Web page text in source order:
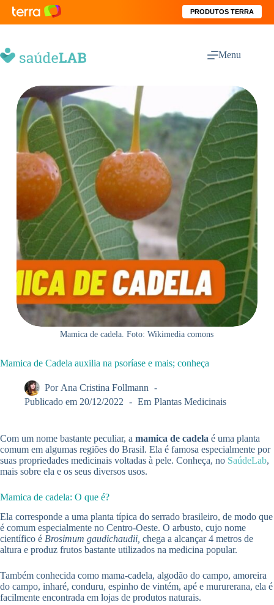
PRODUTOS TERRA
Menu
Mamica de cadela. Foto: Wikimedia comons
Mamica de Cadela auxilia na psoríase e mais; conheça
Por Ana Cristina Follmann
Publicado em 20/12/2022 Em Plantas Medicinais
Com um nome bastante peculiar, a mamica de cadela é uma planta
comum em algumas regiões do Brasil. Ela é famosa especialmente por
suas propriedades medicinais voltadas à pele. Conheça, no SaúdeLab,
mais sobre ela e os seus diversos usos.
Mamica de cadela: O que é?
Ela corresponde a uma planta típica do serrado brasileiro, de modo que
é comum especialmente no Centro-Oeste. O arbusto, cujo nome
científico é Brosimum gaudichaudii, chega a alcançar 4 metros de
altura e produz frutos bastante utilizados na medicina popular.
Também conhecida como mama-cadela, algodão do campo, amoreira
do campo, inharé, conduru, espinho de vintém, apé e mururerana, ela é
facilmente encontrada em lojas de produtos naturais.